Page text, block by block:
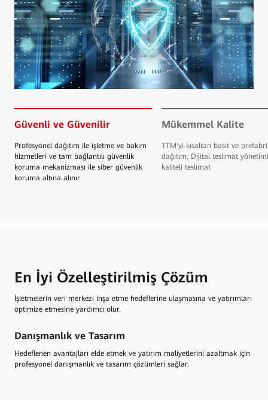
Güvenli ve Güvenilir
Profesyonel dağıtım ile işletme ve bakım
hizmetleri ve tam bağlantılı güvenlik
koruma mekanizması ile siber güvenlik
koruma altına alınır
Mükemmel Kalite
TTM'yi kısaltan basit ve
dağıtım; Dijital teslimat
kaliteli teslimat
En İyi Özelleştirilmiş Çözüm
İşletmelerin veri merkezi inşa etme hedeflerine ulaşmasına ve yatırımları
optimize etmesine yardımcı olur.
Danışmanlık ve Tasarım
Hedeflenen avantajları elde etmek ve yatırım maliyetlerini azaltmak için
profesyonel danışmanlık ve tasarım çözümleri sağlar.